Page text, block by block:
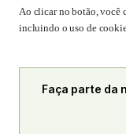
Ao clicar no botão, você
incluindo o uso de
Faça parte da